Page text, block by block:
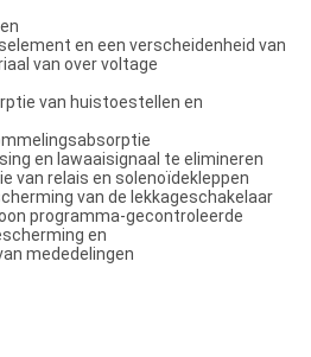
en een verscheidenheid van
van over voltage
van huistoestellen en
en lawaaisignaal te elimineren
van relais en solenoïdekleppen
van de lekkageschakelaar
programma-gecontroleerde
en
mededelingen